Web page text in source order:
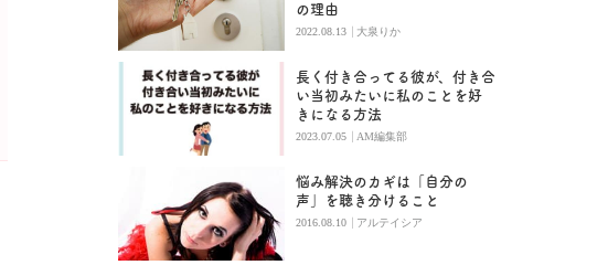
の理由
2022.08.13 | 大泉りか
長く付き合ってる彼が、付き合
い当初みたいに私のことを好
きになる方法
2023.07.05 | AM編集部
悩み解決のカギは「自分の
声」を聴き分けること
2016.08.10 | アルテイシア